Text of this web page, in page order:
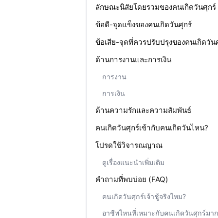
ลักษณะนิสัยโดยรวมของคนเกิดวันศุกร์
ข้อดี-จุดแข็งของคนเกิดวันศุกร์
ข้อเสีย-จุดที่ควรปรับปรุงของคนเกิดวัน
ด้านการงานและการเงิน
การงาน
การเงิน
ด้านความรักและความสัมพันธ์
คนเกิดวันศุกร์เข้ากับคนเกิดวันไหน?
โปรดใช้วิจารณญาณ
ดูเรื่องแนะนำเพิ่มเติม
คำถามที่พบบ่อย (FAQ)
คนเกิดวันศุกร์เจ้าชู้จริงไหม?
อาชีพไหนที่เหมาะกับคนเกิดวันศุกร์มา